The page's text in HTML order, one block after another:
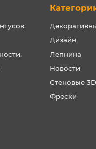
Дизайн
Лепнина
Новости
Стеновые
Фрески